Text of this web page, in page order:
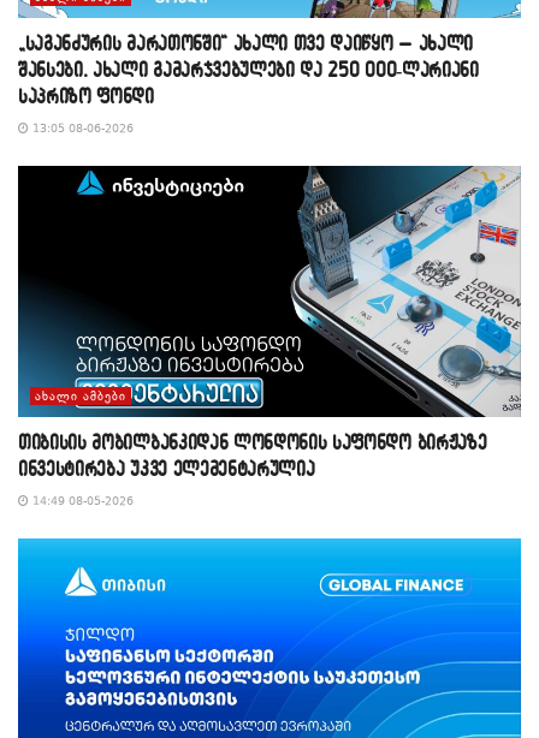
„საგანძურის მარათონში“ ახალი თვე დაიწყო – ახალი
შანსები, ახალი გამარჯვებულები და 250 000-ლარიანი
საპრიზო ფონდი
13:05 08-06-2026
ᲐᲮᲐᲚᲘ ᲐᲛᲑᲔᲑᲘ
თიბისის მობილბანკიდან ლონდონის საფონდო ბირჟაზე
ინვესტირება უკვე ელემენტარულია
14:49 08-05-2026